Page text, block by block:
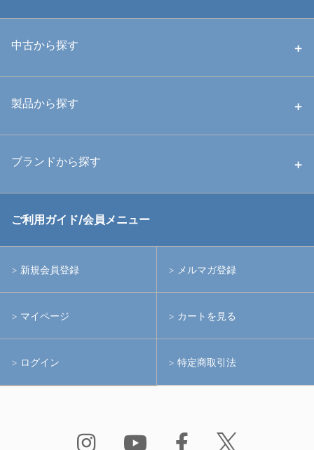
中古から探す
中古ハウジング
中古アームシステム
製品から探す
ハウジング
ライト
アームシステム
アクションカメラ(GoPro等)
水中用品
ブランドから探す
RGBlue
イノン
ご利用ガイド/会員メニュー
新規会員登録 メルマガ登録
マイページ カートを見る
ログイン 特定商取引法